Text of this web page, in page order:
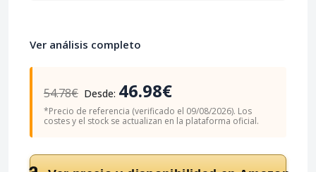
Ver análisis completo
54.78€ Desde: 46.98€
*Precio de referencia (verificado el 09/08/2026). Los
costes y el stock se actualizan en la plataforma oficial.